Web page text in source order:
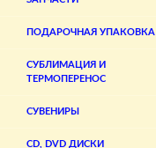
ПОДАРОЧНАЯ УПАКОВКА
СУБЛИМАЦИЯ И
ТЕРМОПЕРЕНОС
СУВЕНИРЫ
CD, DVD ДИСКИ